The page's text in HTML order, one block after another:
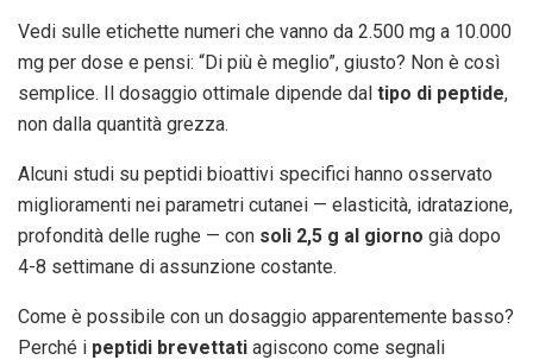
Vedi sulle etichette numeri che vanno da 2.500 mg a 10.000
mg per dose e pensi: “Di più è meglio”, giusto? Non è così
semplice. Il dosaggio ottimale dipende dal tipo di peptide,
non dalla quantità grezza.
Alcuni studi su peptidi bioattivi specifici hanno osservato
miglioramenti nei parametri cutanei — elasticità, idratazione,
profondità delle rughe — con soli 2,5 g al giorno già dopo
4-8 settimane di assunzione costante.
Come è possibile con un dosaggio apparentemente basso?
Perché i peptidi brevettati agiscono come segnali